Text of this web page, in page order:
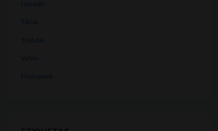
Linkedin
Tiktok
Youtube
Vimeo
Foursquare